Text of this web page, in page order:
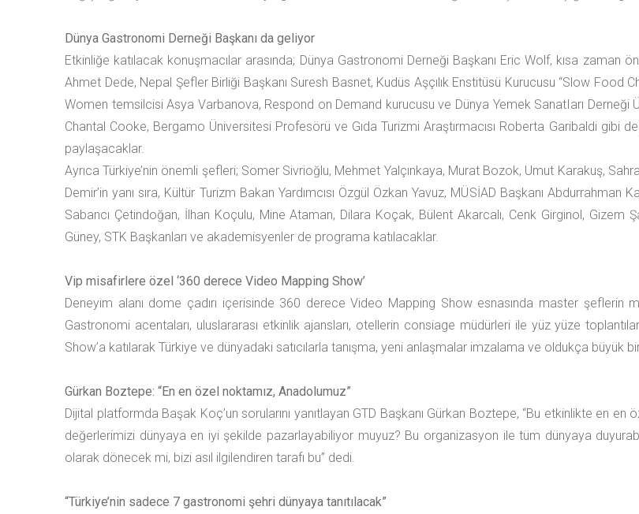
Dünya Gastronomi Derneği Başkanı da geliyor
Etkinliğe katılacak konuşmacılar arasında; Dünya Gastronomi Derneği Başkanı Eric Wolf, kısa zaman
Ahmet Dede, Nepal Şefler Birliği Başkanı Suresh Basnet, Kudüs Aşçılık Enstitüsü Kurucusu “Slow
Women temsilcisi Asya Varbanova, Respond on Demand kurucusu ve Dünya Yemek SanatIarı Derneği
Chantal Cooke, Bergamo Üniversitesi Profesörü ve Gıda Turizmi Araştırmacısı Roberta Garibaldi gibi
paylaşacaklar.
Ayrıca Türkiye’nin önemli şefleri; Somer Sivrioğlu, Mehmet Yalçınkaya, Murat Bozok, Umut Karakuş,
Demir’in yanı sıra, Kültür Turizm Bakan Yardımcısı Özgül Özkan Yavuz, MÜSİAD Başkanı
Sabancı Çetindoğan, İlhan Koçulu, Mine Ataman, Dilara Koçak, Bülent Akarcalı, Cenk Girginol, Gizem
Güney, STK Başkanları ve akademisyenler de programa katılacaklar.
Vip misafirlere özel ‘360 derece Video Mapping Show’
Deneyim alanı dome çadırı içerisinde 360 derece Video Mapping Show esnasında master şeflerin
Gastronomi acentaları, uluslararası etkinlik ajansları, otellerin consiage müdürleri ile yüz yüze
Show’a katılarak Türkiye ve dünyadaki satıcılarla tanışma, yeni anlaşmalar imzalama ve oldukça büyük
Gürkan Boztepe: “En en özel noktamız, Anadolumuz”
Dijital platformda Başak Koç’un sorularını yanıtlayan GTD Başkanı Gürkan Boztepe, “Bu etkinlikte en
değerlerimizi dünyaya en iyi şekilde pazarlayabiliyor muyuz? Bu organizasyon ile tüm dünyaya
olarak dönecek mi, bizi asıl ilgilendiren tarafı bu” dedi.
“Türkiye’nin sadece 7 gastronomi şehri dünyaya tanıtılacak”